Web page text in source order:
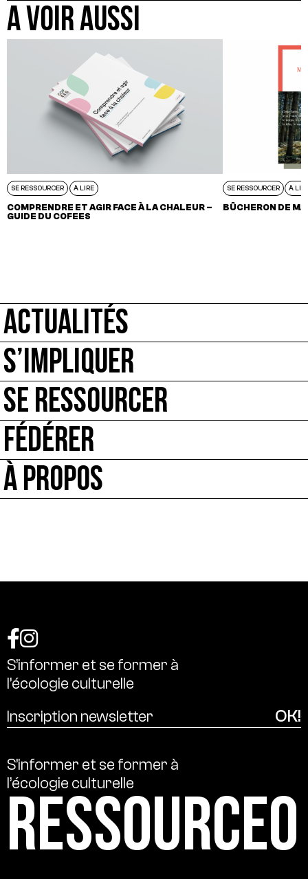
A VOIR AUSSI
SE RESSOURCER À LIRE
COMPRENDRE ET AGIR FACE À LA CHALEUR –
GUIDE DU COFEES
SE RESSOURCER À
BÛCHERON DE
ACTUALITÉS
S’IMPLIQUER
SE RESSOURCER
FÉDÉRER
À PROPOS
S’informer et se former à
l’écologie culturelle
S’informer et se former à
l’écologie culturelle
Ressource0